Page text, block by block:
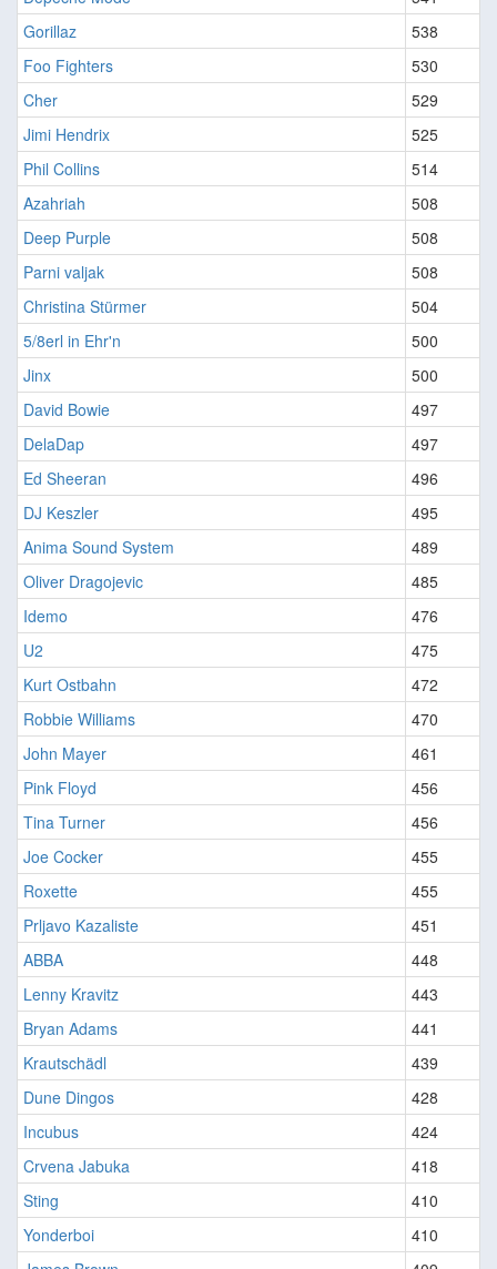
Gorillaz
538
Foo Fighters
530
Cher
529
Jimi Hendrix
525
Phil Collins
514
Azahriah
508
Deep Purple
508
Parni valjak
508
Christina Stürmer
504
5/8erl in Ehr'n
500
Jinx
500
David Bowie
497
DelaDap
497
Ed Sheeran
496
DJ Keszler
495
Anima Sound System
489
Oliver Dragojevic
485
Idemo
476
U2
475
Kurt Ostbahn
472
Robbie Williams
470
John Mayer
461
Pink Floyd
456
Tina Turner
456
Joe Cocker
455
Roxette
455
Prljavo Kazaliste
451
ABBA
448
Lenny Kravitz
443
Bryan Adams
441
Krautschädl
439
Dune Dingos
428
Incubus
424
Crvena Jabuka
418
Sting
410
Yonderboi
410